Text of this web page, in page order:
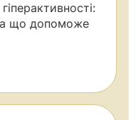
що допоможе